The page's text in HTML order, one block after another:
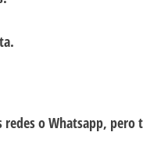
o Whatsapp,